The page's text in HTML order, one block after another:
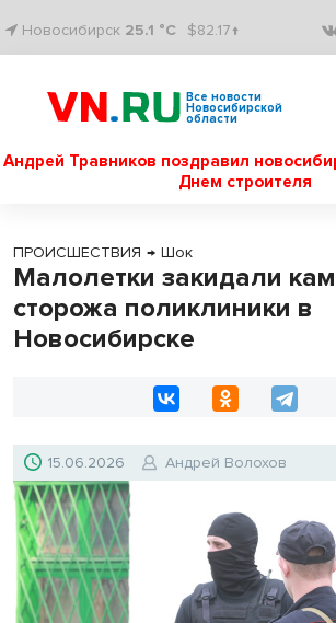
Новосибирск 25.1 °C $82.17↑
Все новости
Новосибирской
области
Андрей Травников поздравил
Днем строителя
ПРОИСШЕСТВИЯ → Шок
Малолетки закидали
сторожа поликлиники в
Новосибирске
15.06.2026 Андрей Волохов